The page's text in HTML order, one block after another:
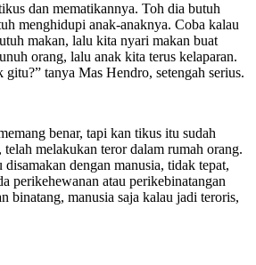
dan mematikannya. Toh dia butuh
menghidupi anak-anaknya. Coba kalau
makan, lalu kita nyari makan buat
orang, lalu anak kita terus kelaparan.
tanya Mas Hendro, setengah serius.
benar, tapi kan tikus itu sudah
melakukan teror dalam rumah orang.
dengan manusia, tidak tepat,
perikehewanan atau perikebinatangan
binatang, manusia saja kalau jadi teroris,